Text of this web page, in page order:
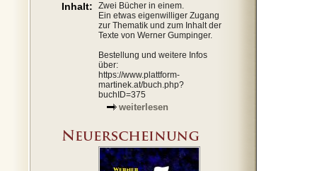
Inhalt:
Zwei Bücher in einem.
Ein etwas eigenwilliger Zugang
zur Thematik und zum Inhalt der
Texte von Werner Gumpinger.
Bestellung und weitere Infos
über:
https://www.plattform-
martinek.at/buch.php?
buchID=375
weiterlesen